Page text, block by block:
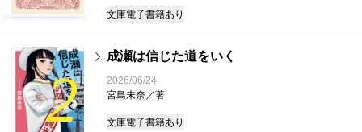
文庫電子書籍あり
2
成瀬は信じた道をいく
2026/06/24
宮島未奈／著
文庫電子書籍あり